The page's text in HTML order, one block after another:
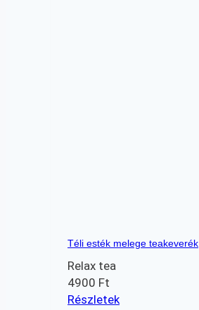
Téli esték melege teakeverék
Relax tea
4900 Ft
Részletek